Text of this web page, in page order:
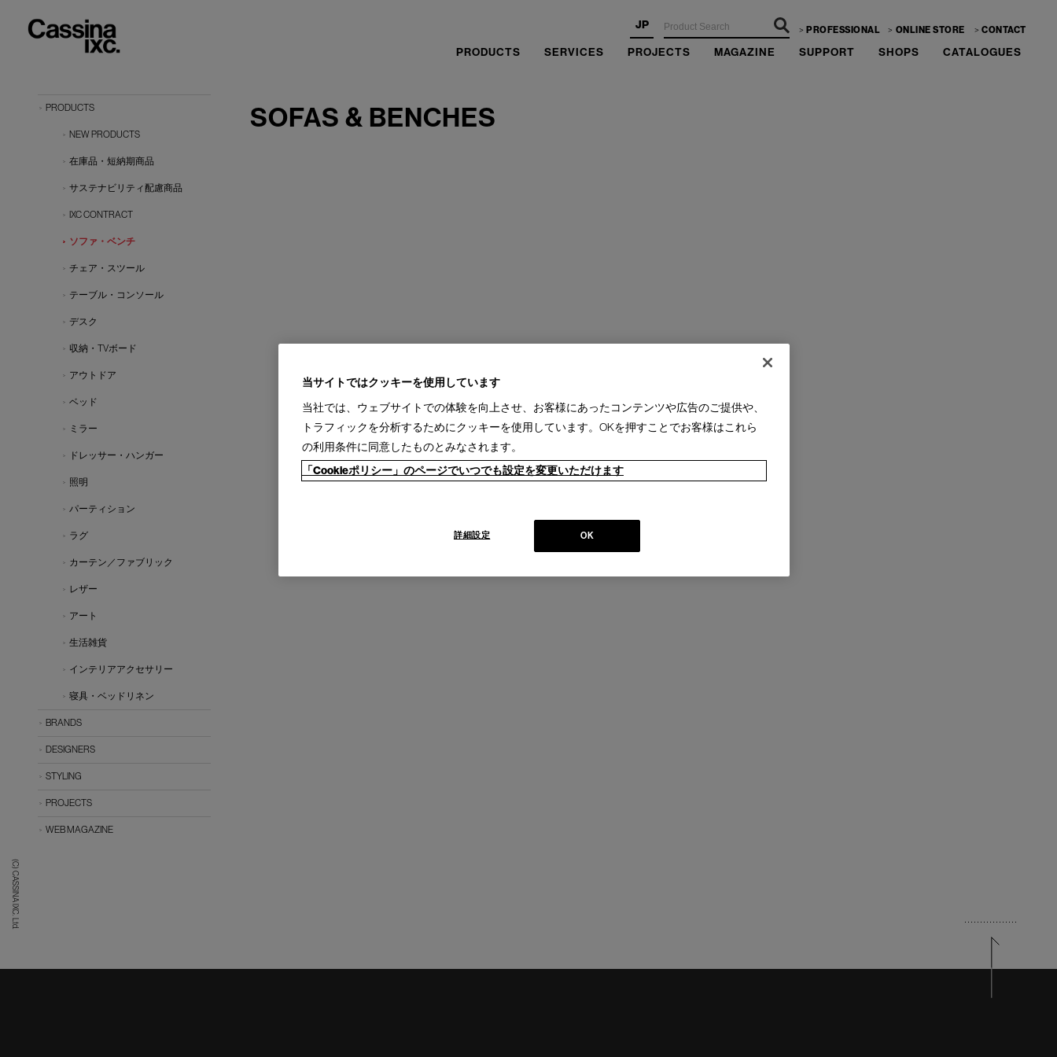
JP PROFESSIONAL ONLINE STORE CONTACT
PRODUCTS SERVICES PROJECTS MAGAZINE SUPPORT SHOPS CATALOGUES
(C) CASSINA IXC. Ltd.
SOFAS & BENCHES
PRODUCTS
NEW PRODUCTS
在庫品・短納期商品
サステナビリティ配慮商品
IXC CONTRACT
ソファ・ベンチ
チェア・スツール
テーブル・コンソール
デスク
収納・TVボード
アウトドア
ベッド
ミラー
ドレッサー・ハンガー
照明
パーティション
ラグ
カーテン／ファブリック
レザー
アート
生活雑貨
インテリアアクセサリー
寝具・ベッドリネン
BRANDS
DESIGNERS
STYLING
PROJECTS
WEB MAGAZINE
当サイトではクッキーを使用しています
当社では、ウェブサイトでの体験を向上させ、お客様にあったコンテンツや広告のご提供や、
トラフィックを分析するためにクッキーを使用しています。OKを押すことでお客様はこれら
の利用条件に同意したものとみなされます。
「Cookieポリシー」のページでいつでも設定を変更いただけます
OK
詳細設定